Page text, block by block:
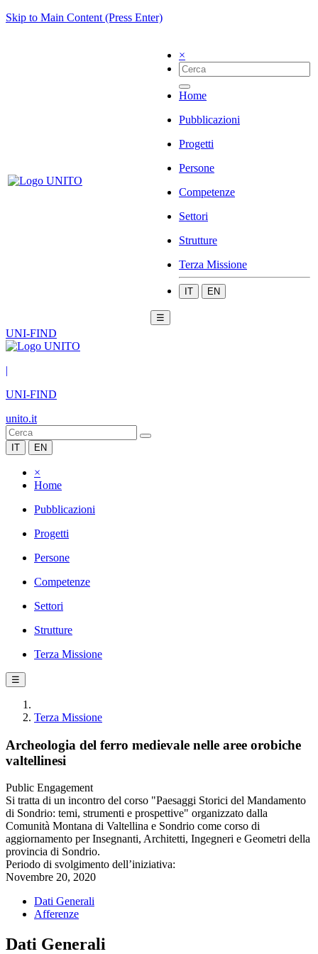
Skip to Main Content (Press Enter)
×
Home
Pubblicazioni
Progetti
Persone
Competenze
Settori
Strutture
Terza Missione
IT EN
☰
UNI-FIND
|
UNI-FIND
unito.it
IT EN
×
Home
Pubblicazioni
Progetti
Persone
Competenze
Settori
Strutture
Terza Missione
☰
Terza Missione
Archeologia del ferro medievale nelle aree orobiche
valtellinesi
Public Engagement
Si tratta di un incontro del corso "Paesaggi Storici del Mandamento
di Sondrio: temi, strumenti e prospettive" organizzato dalla
Comunità Montana di Valtellina e Sondrio come corso di
aggiornamento per Insegnanti, Architetti, Ingegneri e Geometri della
provincia di Sondrio.
Periodo di svolgimento dell’iniziativa:
Novembre 20, 2020
Dati Generali
Afferenze
Dati Generali